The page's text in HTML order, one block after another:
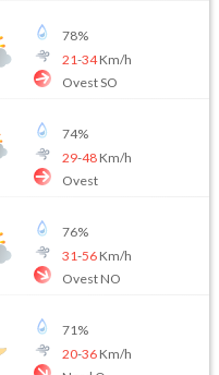
78%
21-34Km/h
Ovest SO
74%
29-48Km/h
Ovest
76%
31-56Km/h
Ovest NO
71%
20-36Km/h